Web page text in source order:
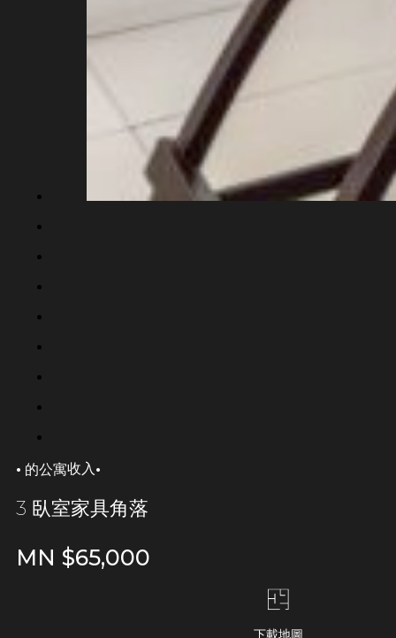
· 的公寓收入 ·
3 臥室家具角落
MN $65,000
下載地圖